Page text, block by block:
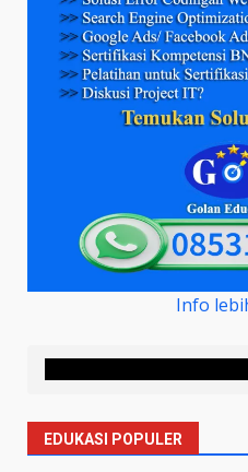
Info
EDUKASI POPULER